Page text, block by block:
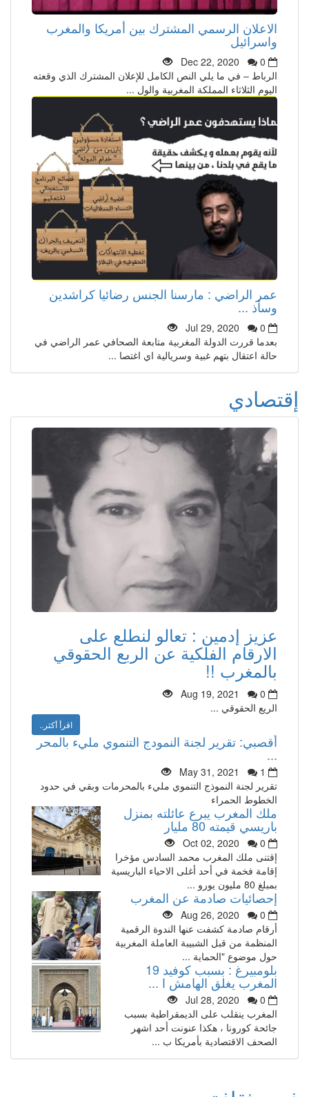
الاعلان الرسمي المشترك بين أمريكا والمغرب
واسرائيل
Dec 22, 2020
0
الرباط – في ما يلي النص الكامل للإعلان المشترك الذي وقعته
اليوم الثلاثاء المملكة المغربية والول ...
عمر الراضي : مارسنا الجنس رضائيا كراشدين
وسأذ ...
Jul 29, 2020
0
بعدما قررت الدولة المغربية متابعة الصحافي عمر الراضي في
حالة اعتقال بتهم غبية وسريالية اي اغتصا ...
إقتصادي
عزيز إدمين : تعالو لنطلع على
الارقام الفلكية عن الربع الحقوقي
بالمغرب !!
Aug 19, 2021
0
الريع الحقوقي ...
اقرأ أكثر..
أقصبي: تقرير لجنة النمودج التنموي مليء بالمحر
...
May 31, 2021
1
تقرير لجنة النموذج التنموي مليء بالمحرمات وبقي في حدود
الخطوط الحمراء
ملك المغرب يبرع عائلته بمنزل
باريسي قيمته 80 مليار
Oct 02, 2020
0
إقتنى ملك المغرب محمد السادس مؤخرا
إقامة فخمة في أحد أغلى الاحياء الباريسية
بمبلغ 80 مليون يورو ...
إحصائيات صادمة عن المغرب
Aug 26, 2020
0
أرقام صادمة كشفت عنها الندوة الرقمية
المنظمة من قبل الشبيبة العاملة المغربية
حول موضوع "الحماية ...
بلومبيرغ : بسبب كوفيد 19
المغرب يغلق الهامش ا ...
Jul 28, 2020
0
المغرب ينقلب على الديمقراطية بسبب
جائحة كورونا ، هكذا عنونت أحد اشهر
الصحف الاقتصادية بأمريكا ب ...